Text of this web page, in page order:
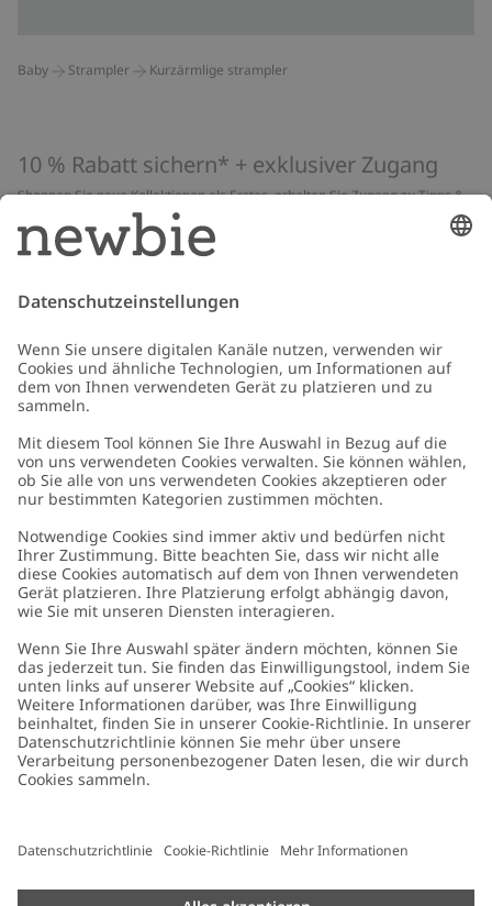
Baby Strampler Kurzärmlige strampler
10 % Rabatt sichern* + exklusiver Zugang
Shoppen Sie neue Kollektionen als Erstes, erhalten Sie Zugang zu Tipps &
Guides und profitieren Sie von exklusiven Angeboten
*Gilt nur für deine erste Bestellung und ist nicht mit anderen Rabatten
oder Angeboten kombinierbar. Gilt nicht für limitierte Artikel. Lies unsere
Schicken
Kundenservice
Kontaktieren Sie uns
FAQ
Barrierefreiheit
Datenschutzrichtlinie
Cookie-Richtlinie
Größenratgeber
Über uns
Über Newbie
Nachhaltigkeit
Impressum
Presse
Germany Standort ändern
Cookies